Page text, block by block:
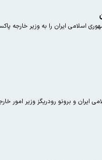
اسلامی ایران را به وزیر خارجه
و برونو رودریگز وزیر امور